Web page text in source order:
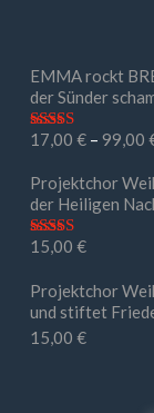
EMMA rockt
der Sünder
Bewertet mit
17,00 €– 99,00
Projektchor
der Heiligen
Bewertet mit
15,00 €
Projektchor
und stiftet
15,00 €